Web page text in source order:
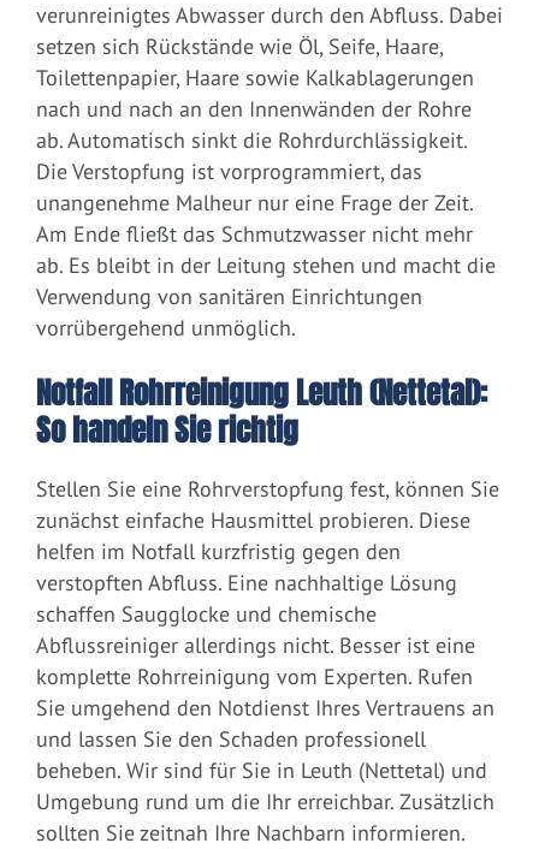
verunreinigtes Abwasser durch den Abfluss. Dabei
setzen sich Rückstände wie Öl, Seife, Haare,
Toilettenpapier, Haare sowie Kalkablagerungen
nach und nach an den Innenwänden der Rohre
ab. Automatisch sinkt die Rohrdurchlässigkeit.
Die Verstopfung ist vorprogrammiert, das
unangenehme Malheur nur eine Frage der Zeit.
Am Ende fließt das Schmutzwasser nicht mehr
ab. Es bleibt in der Leitung stehen und macht die
Verwendung von sanitären Einrichtungen
vorrübergehend unmöglich.
Notfall Rohrreinigung Leuth (Nettetal):
So handeln Sie richtig
Stellen Sie eine Rohrverstopfung fest, können Sie
zunächst einfache Hausmittel probieren. Diese
helfen im Notfall kurzfristig gegen den
verstopften Abfluss. Eine nachhaltige Lösung
schaffen Saugglocke und chemische
Abflussreiniger allerdings nicht. Besser ist eine
komplette Rohrreinigung vom Experten. Rufen
Sie umgehend den Notdienst Ihres Vertrauens an
und lassen Sie den Schaden professionell
beheben. Wir sind für Sie in Leuth (Nettetal) und
Umgebung rund um die Ihr erreichbar. Zusätzlich
sollten Sie zeitnah Ihre Nachbarn informieren.